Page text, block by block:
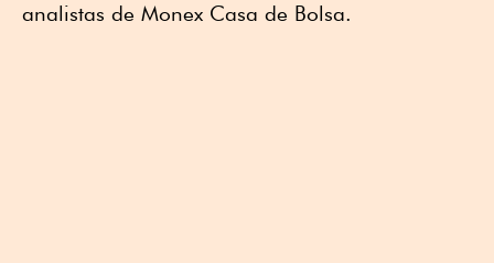
analistas de Monex Casa de Bolsa.